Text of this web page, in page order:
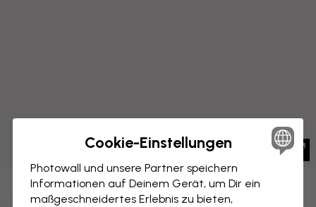
LEINWANDBILD Speichern
Cookie-Einstellungen
Photowall und unsere Partner speichern
Informationen auf Deinem Gerät, um Dir ein
maßgeschneidertes Erlebnis zu bieten,